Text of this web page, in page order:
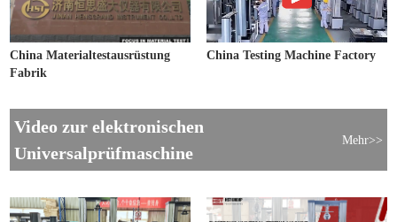
China Materialtestausrüstung
Fabrik
China Testing Machine Factory
Video zur elektronischen
Universalprüfmaschine
Mehr>>